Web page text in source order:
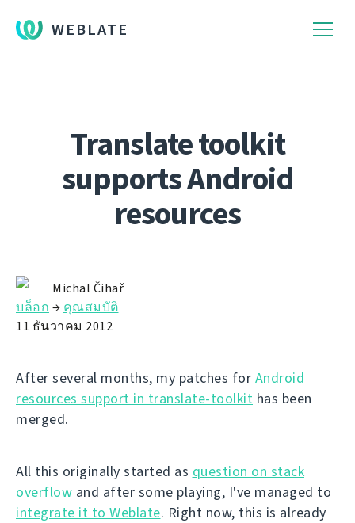
WEBLATE
Translate toolkit
supports Android
resources
Michal Čihař
บล็อก → คุณสมบัติ
11 ธันวาคม 2012
After several months, my patches for Android
resources support in translate-toolkit has been
merged.
All this originally started as question on stack
overflow and after some playing, I've managed to
integrate it to Weblate. Right now, this is already